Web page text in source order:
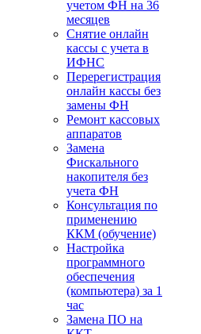
учетом ФН на 36
месяцев
Снятие онлайн
кассы с учета в
ИФНС
Перерегистрация
онлайн кассы без
замены ФН
Ремонт кассовых
аппаратов
Замена
Фискального
накопителя без
учета ФН
Консультация по
применению
ККМ (обучение)
Настройка
программного
обеспечения
(компьютера) за 1
час
Замена ПО на